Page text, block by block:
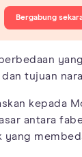
Bergabung
tujuan
kepada
antara